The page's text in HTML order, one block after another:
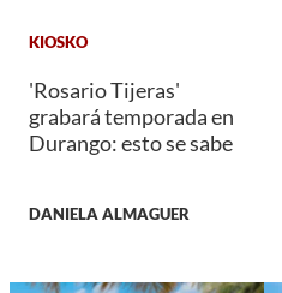
KIOSKO
'Rosario Tijeras'
grabará temporada en
Durango: esto se sabe
DANIELA ALMAGUER